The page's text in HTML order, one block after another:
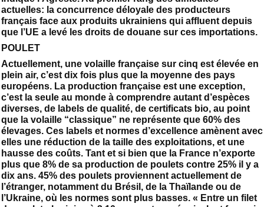
actuelles: la concurrence déloyale des producteurs
français face aux produits ukrainiens qui affluent depuis
que l’UE a levé les droits de douane sur ces importations.
POULET
Actuellement, une volaille française sur cinq est élevée en
plein air, c’est dix fois plus que la moyenne des pays
européens. La production française est une exception,
c’est la seule au monde à comprendre autant d’espèces
diverses, de labels de qualité, de certificats bio, au point
que la volaille “classique” ne représente que 60% des
élevages. Ces labels et normes d’excellence amènent avec
elles une réduction de la taille des exploitations, et une
hausse des coûts. Tant et si bien que la France n’exporte
plus que 8% de sa production de poulets contre 25% il y a
dix ans. 45% des poulets proviennent actuellement de
l’étranger, notamment du Brésil, de la Thaïlande ou de
l’Ukraine, où les normes sont plus basses. « Entre un filet